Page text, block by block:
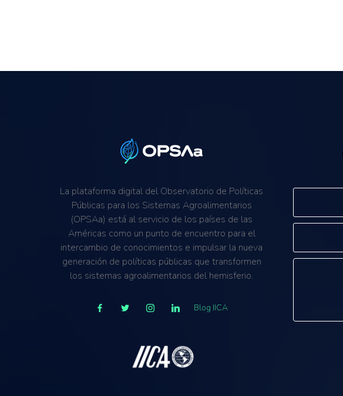
La plataforma digital del Observatorio de Políticas
Públicas para los Sistemas Agroalimentarios
(OPSAa) está al servicio de los países de las
Américas como un punto de encuentro para el
intercambio de conocimientos e impulsar la nueva
generación de políticas públicas que transformen
los sistemas agroalimentarios del hemisferio.
Blog IICA